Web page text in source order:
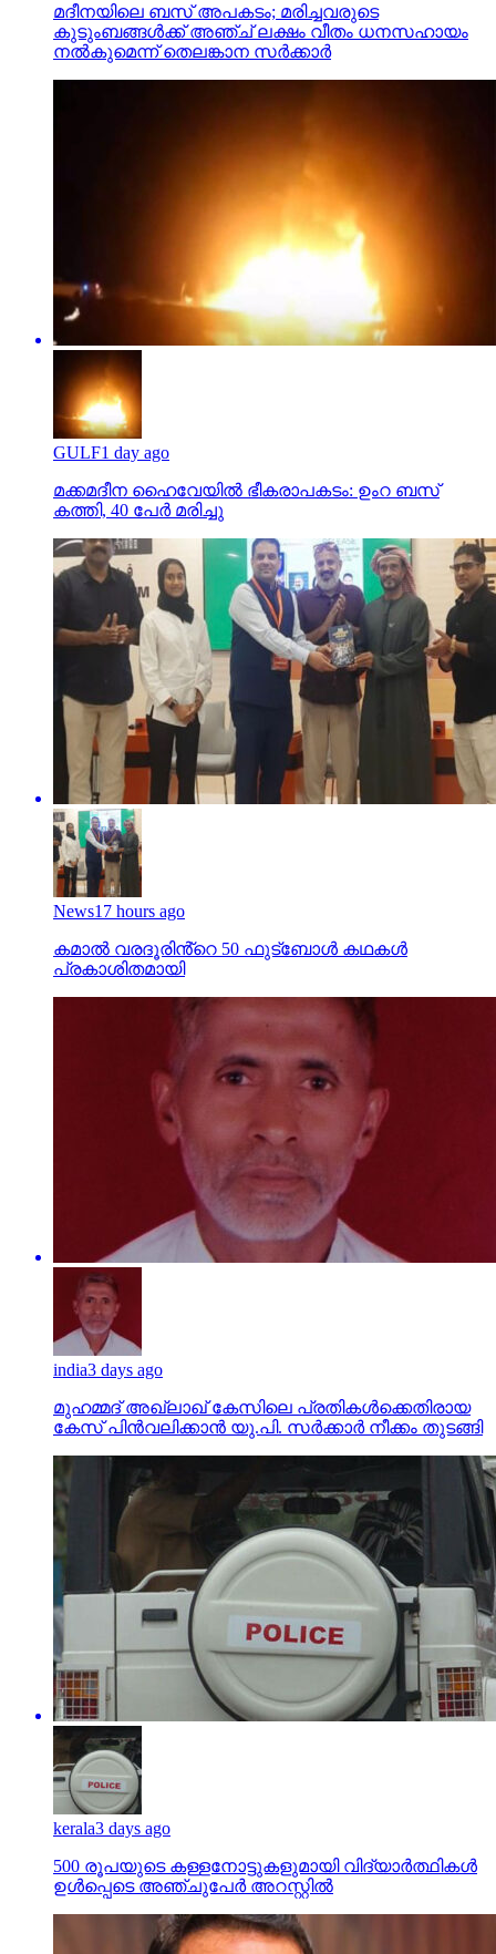
GULF1 day ago
മക്കമദീന ഹൈവേയില്‍ ഭീകരാപകടം: ഉംറ ബസ്
കത്തി, 40 പേര്‍ മരിച്ചു
News17 hours ago
കമാൽ വരദൂരിൻ്റെ 50 ഫുട്ബോൾ കഥകൾ
പ്രകാശിതമായി
മുഹമ്മദ് അഖ്‌ലാഖ് കേസിലെ പ്രതികള്‍ക്കെതിരായ
കേസ് പിന്‍വലിക്കാന്‍ യു.പി. സര്‍ക്കാര്‍ നീക്കം തുടങ്ങി
kerala3 days ago
500 രൂപയുടെ കള്ളനോട്ടുകളുമായി വിദ്യാര്‍ത്ഥികള്‍
ഉള്‍പ്പെടെ അഞ്ചുപേര്‍ അറസ്റ്റില്‍